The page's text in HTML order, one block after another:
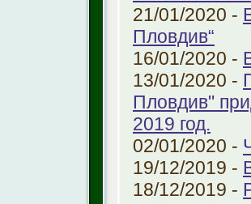
21/01/2020 -
Пловдив“
16/01/2020 -
13/01/2020 -
Пловдив"
2019 год.
02/01/2020 -
19/12/2019 -
18/12/2019 -